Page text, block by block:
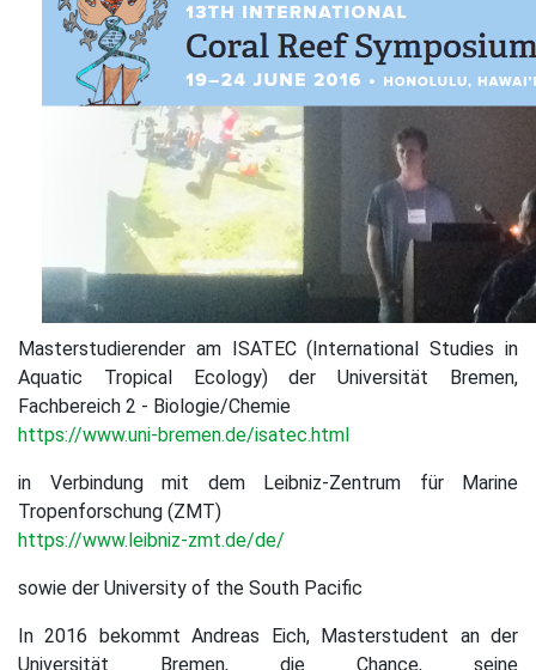
Masterstudierender am ISATEC (International Studies in
Aquatic Tropical Ecology) der Universität Bremen,
Fachbereich 2 - Biologie/Chemie
https://www.uni-bremen.de/isatec.html
in Verbindung mit dem Leibniz-Zentrum für Marine
Tropenforschung (ZMT)
https://www.leibniz-zmt.de/de/
sowie der University of the South Pacific
In 2016 bekommt Andreas Eich, Masterstudent an der
Universität Bremen, die Chance, seine